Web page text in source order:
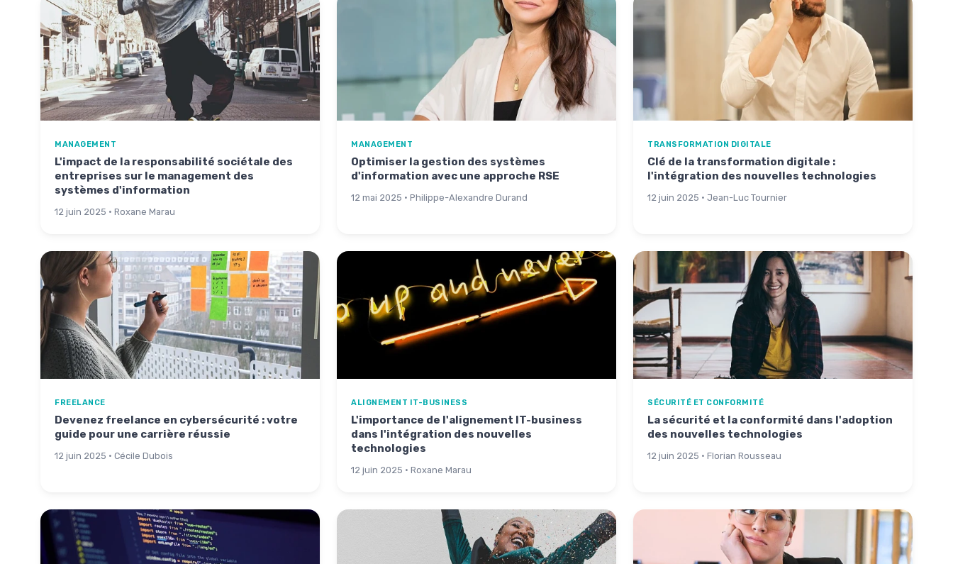
MANAGEMENT
L'impact de la responsabilité sociétale des
entreprises sur le management des
systèmes d'information
12 juin 2025 · Roxane Marau
MANAGEMENT
Optimiser la gestion des systèmes
d'information avec une approche RSE
12 mai 2025 · Philippe-Alexandre Durand
TRANSFORMATION DIGITALE
Clé de la transformation digitale :
l'intégration des nouvelles technologies
12 juin 2025 · Jean-Luc Tournier
FREELANCE
Devenez freelance en cybersécurité : votre
guide pour une carrière réussie
12 juin 2025 · Cécile Dubois
ALIGNEMENT IT-BUSINESS
L'importance de l'alignement IT-business
dans l'intégration des nouvelles
technologies
12 juin 2025 · Roxane Marau
SÉCURITÉ ET CONFORMITÉ
La sécurité et la conformité dans l'adoption
des nouvelles technologies
12 juin 2025 · Florian Rousseau